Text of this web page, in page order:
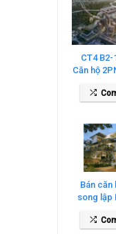
CT4
Căn hộ
Bán căn
song lập
Villa –
giá